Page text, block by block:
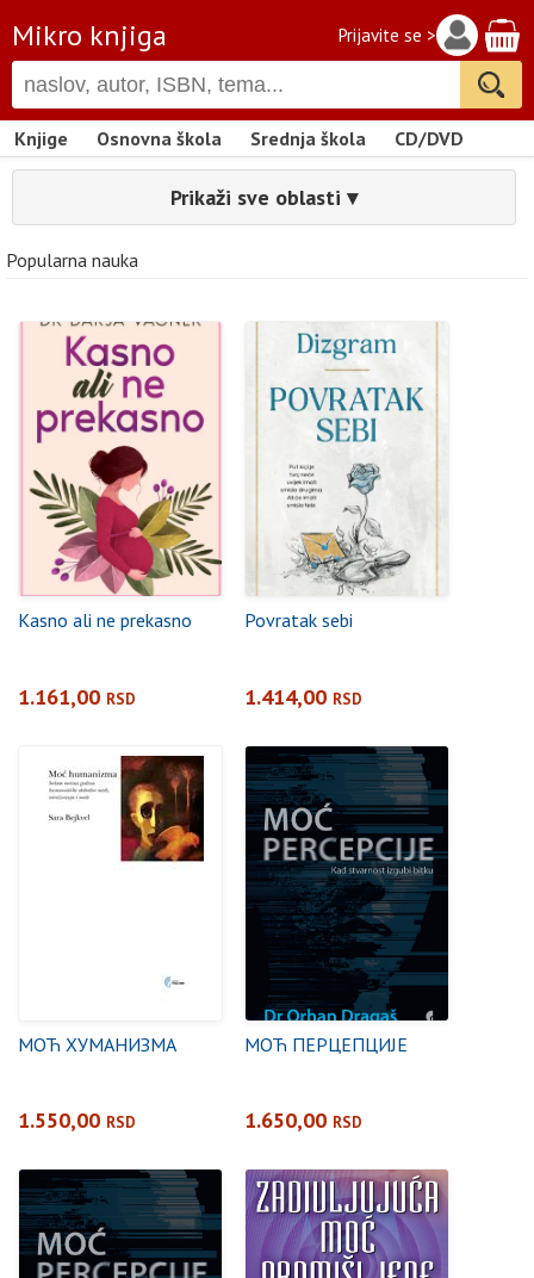
Mikro knjiga Prijavite se >
Knjige Osnovna škola Srednja škola CD/DVD
Prikaži sve oblasti ▾
Popularna nauka
Kasno ali ne prekasno
1.161,00 RSD
Povratak sebi
1.414,00 RSD
МОЋ ХУМАНИЗМА
1.550,00 RSD
МОЋ ПЕРЦЕПЦИЈЕ
1.650,00 RSD